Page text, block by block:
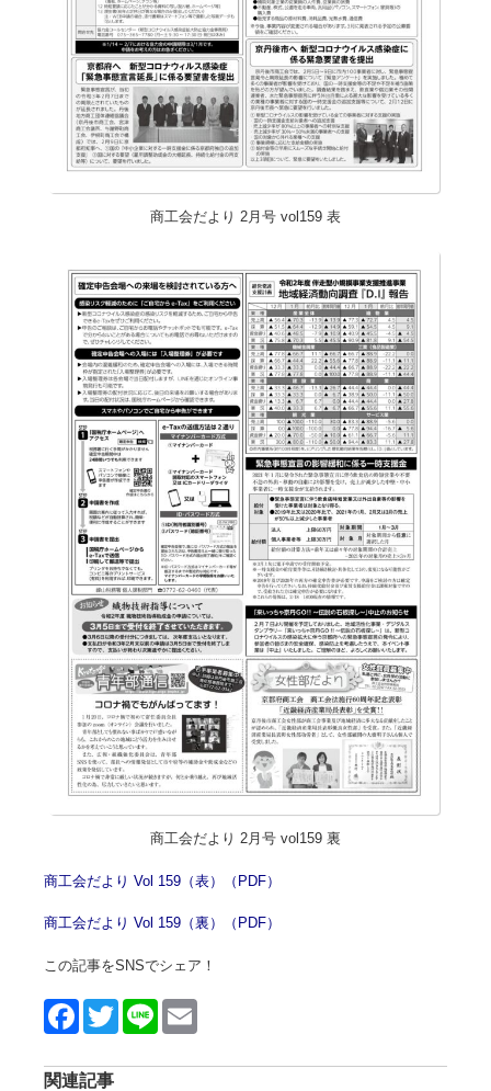
商工会だより 2月号 vol159 表
商工会だより 2月号 vol159 裏
商工会だより Vol 159（表）（PDF）
商工会だより Vol 159（裏）（PDF）
この記事をSNSでシェア！
Face Twitt Line
関連記事